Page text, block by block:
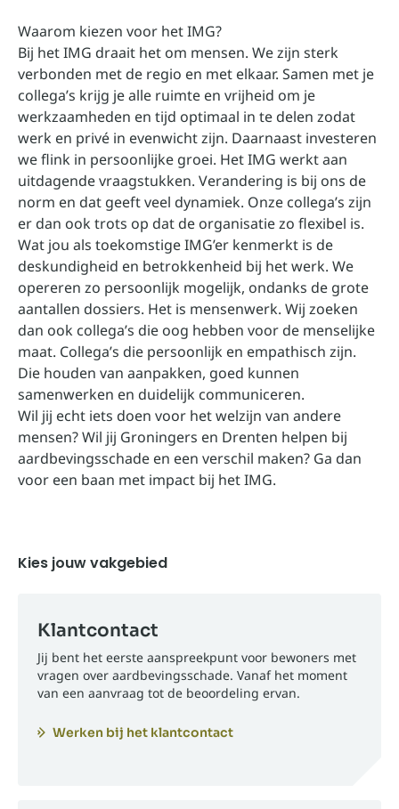
Waarom kiezen voor het IMG?
Bij het IMG draait het om mensen. We zijn sterk
verbonden met de regio en met elkaar. Samen met je
collega’s krijg je alle ruimte en vrijheid om je
werkzaamheden en tijd optimaal in te delen zodat
werk en privé in evenwicht zijn. Daarnaast investeren
we flink in persoonlijke groei. Het IMG werkt aan
uitdagende vraagstukken. Verandering is bij ons de
norm en dat geeft veel dynamiek. Onze collega’s zijn
er dan ook trots op dat de organisatie zo flexibel is.
Wat jou als toekomstige IMG’er kenmerkt is de
deskundigheid en betrokkenheid bij het werk. We
opereren zo persoonlijk mogelijk, ondanks de grote
aantallen dossiers. Het is mensenwerk. Wij zoeken
dan ook collega’s die oog hebben voor de menselijke
maat. Collega’s die persoonlijk en empathisch zijn.
Die houden van aanpakken, goed kunnen
samenwerken en duidelijk communiceren.
Wil jij echt iets doen voor het welzijn van andere
mensen? Wil jij Groningers en Drenten helpen bij
aardbevingsschade en een verschil maken? Ga dan
voor een baan met impact bij het IMG.
Kies jouw vakgebied
Klantcontact
Jij bent het eerste aanspreekpunt voor bewoners met
vragen over aardbevingsschade. Vanaf het moment
van een aanvraag tot de beoordeling ervan.
Werken bij het klantcontact